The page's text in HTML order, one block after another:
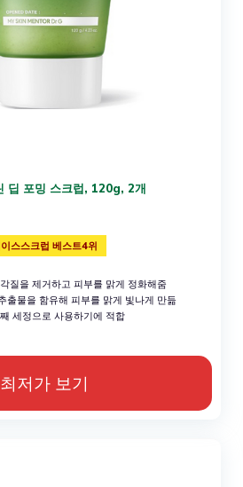
딥 포밍 스크럽, 120g, 2개
스스크럽 베스트4위
질을 제거하고 피부를 맑게 정화해줌
출물을 함유해 피부를 맑게 빛나게 만듦
세정으로 사용하기에 적합
최저가 보기